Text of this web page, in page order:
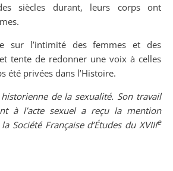
siècles durant, leurs corps ont
sur l’intimité des femmes et des
tente de redonner une voix à celles
été privées dans l’Histoire.
de la sexualité. Son travail
à l’acte sexuel a reçu la mention
Société Française d’Études du XVIIIe